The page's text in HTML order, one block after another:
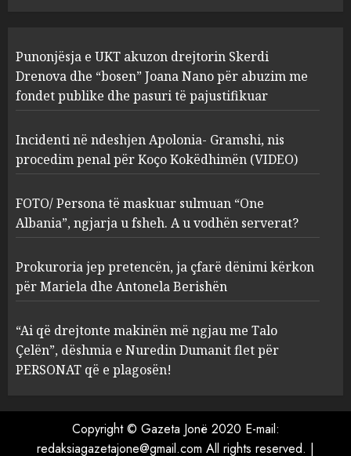
2
Apolonia- Gramshi, nis
procedim penal për Koço
Kokëdhimën (VIDEO)
MARCH 27, 2025
3
FOTO/ Persona të maskuar
sulmuan “One Albania”,
ngjarja u fsheh. A u vodhën
serverat?
MARCH 25, 2025
4
Prokuroria jep pretencën, ja
çfarë dënimi kërkon për
Berishën
MARCH 25, 2025
“Ai që drejtonte makinën më
ngjau me Talo Çelën”,
dëshmia e Nuredin Dumanit
Punonjësja e UKT akuzon drejtorin Skerdi
Drenova dhe “bosen” Joana Nano për abuzim me
fondet publike dhe pasuri të pajustifikuar
Incidenti në ndeshjen Apolonia- Gramshi, nis
procedim penal për Koço Kokëdhimën (VIDEO)
FOTO/ Persona të maskuar sulmuan “One
Albania”, ngjarja u fsheh. A u vodhën serverat?
Prokuroria jep pretencën, ja çfarë dënimi kërkon
për Mariela dhe Antonela Berishën
“Ai që drejtonte makinën më ngjau me Talo
Çelën”, dëshmia e Nuredin Dumanit flet për
PERSONAT që e plagosën!
Copyright © Gazeta Jonë 2020 E-mail:
redaksiagazetajone@gmail.com All rights reserved. |